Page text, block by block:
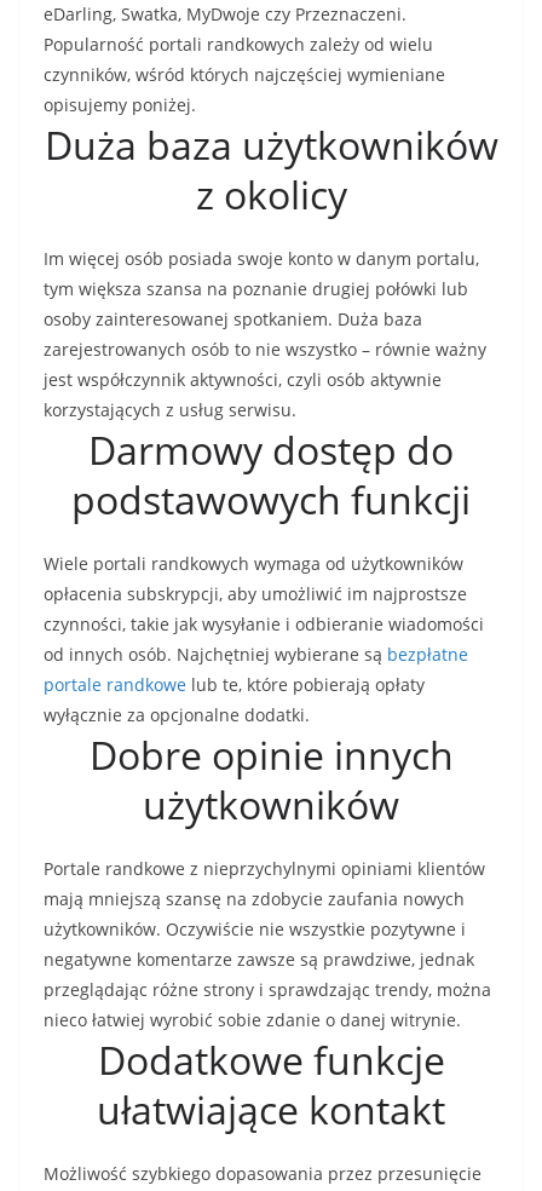
eDarling, Swatka, MyDwoje czy Przeznaczeni.
Popularność portali randkowych zależy od wielu
czynników, wśród których najczęściej wymieniane
opisujemy poniżej.
Duża baza użytkowników
z okolicy
Im więcej osób posiada swoje konto w danym portalu,
tym większa szansa na poznanie drugiej połówki lub
osoby zainteresowanej spotkaniem. Duża baza
zarejestrowanych osób to nie wszystko – równie ważny
jest współczynnik aktywności, czyli osób aktywnie
korzystających z usług serwisu.
Darmowy dostęp do
podstawowych funkcji
Wiele portali randkowych wymaga od użytkowników
opłacenia subskrypcji, aby umożliwić im najprostsze
czynności, takie jak wysyłanie i odbieranie wiadomości
od innych osób. Najchętniej wybierane są bezpłatne
portale randkowe lub te, które pobierają opłaty
wyłącznie za opcjonalne dodatki.
Dobre opinie innych
użytkowników
Portale randkowe z nieprzychylnymi opiniami klientów
mają mniejszą szansę na zdobycie zaufania nowych
użytkowników. Oczywiście nie wszystkie pozytywne i
negatywne komentarze zawsze są prawdziwe, jednak
przeglądając różne strony i sprawdzając trendy, można
nieco łatwiej wyrobić sobie zdanie o danej witrynie.
Dodatkowe funkcje
ułatwiające kontakt
Możliwość szybkiego dopasowania przez przesunięcie